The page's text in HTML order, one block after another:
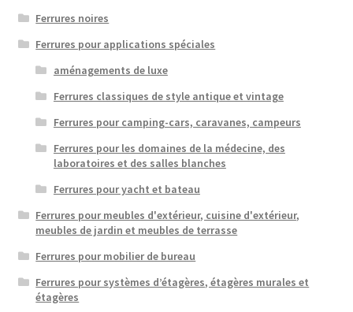
Ferrures noires
Ferrures pour applications spéciales
aménagements de luxe
Ferrures classiques de style antique et vintage
Ferrures pour camping-cars, caravanes, campeurs
Ferrures pour les domaines de la médecine, des
laboratoires et des salles blanches
Ferrures pour yacht et bateau
Ferrures pour meubles d'extérieur, cuisine d'extérieur,
meubles de jardin et meubles de terrasse
Ferrures pour mobilier de bureau
Ferrures pour systèmes d’étagères, étagères murales et
étagères